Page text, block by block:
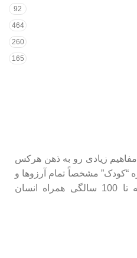
92
464
260
165
زیادی رو به ذهن هرکس
“کودک” مشخصاً تمام آرزوها و
رویاهایی رو شامل میشه که تا 100 سالگی همراه انسان